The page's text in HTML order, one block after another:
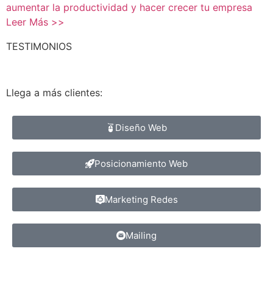
aumentar la productividad y hacer crecer tu empresa
Leer Más >>
TESTIMONIOS
Llega a más clientes:
Diseño Web
Posicionamiento Web
Marketing Redes
Mailing